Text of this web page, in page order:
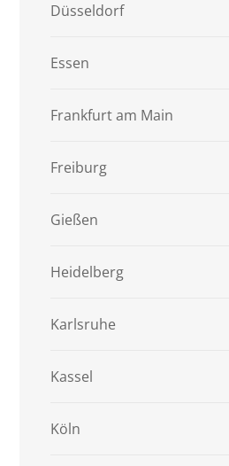
Düsseldorf
Essen
Frankfurt am Main
Freiburg
Gießen
Heidelberg
Karlsruhe
Kassel
Köln